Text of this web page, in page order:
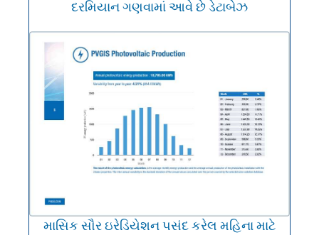
દરમિયાન ગણવામાં આવે છે ડેટાબેઝ
માસિક સૌર ઇરેડિયેશન પસંદ કરેલ મહિના માટે